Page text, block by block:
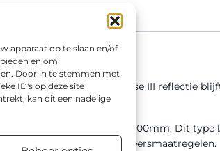
apparaat op te slaan en/of
en om
Door in te stemmen met
ID's op deze site
kan dit een nadelige
uitvoering. Dankzij de klasse III reflectie
900mm en Driehoek 700mm. Dit type
en bij tijdelijke verkeersmaatregelen.